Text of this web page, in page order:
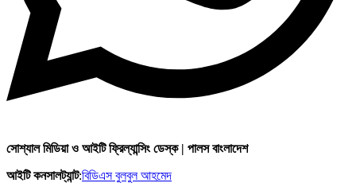
সোশ্যাল মিডিয়া ও আইটি ফ্রিল্যান্সিং ডেস্ক | পালস বাংলাদেশ
আইটি কনসালট্যান্ট:বিডিএস বুলবুল আহমেদ